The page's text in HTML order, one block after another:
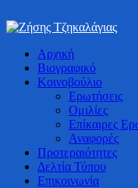
Ζήσης
Bουλευτής Ν. Καστοριάς
Αρχική
Βιογραφικό
Κοινοβούλιο
Ερωτήσεις
Ομιλίες
Επίκαιρες
Αναφορές
Προτεραιότητες
Δελτία Τύπου
Επικοινωνία